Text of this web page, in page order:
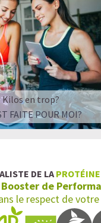
Kilos en trop?
FAITE POUR MOI?
DE LA
Booster de
le respect de